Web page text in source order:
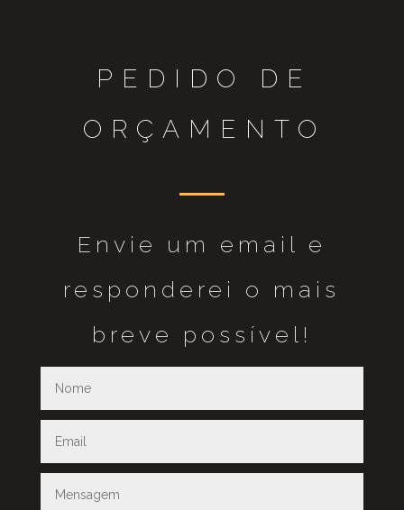
PEDIDO DE
ORÇAMENTO
Envie um email e
responderei o mais
breve possível!